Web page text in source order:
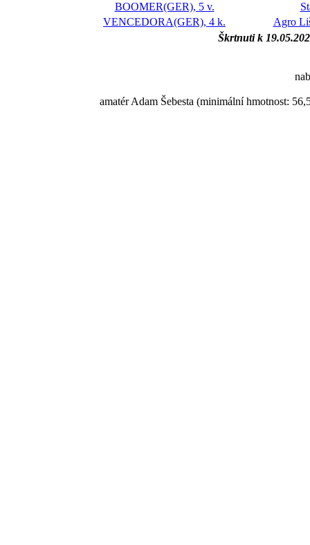
BOOMER(GER), 5 v.
VENCEDORA(GER), 4 k.
Agro
Škrtnuti k
amatér Adam Šebesta (minimální hmotnost: